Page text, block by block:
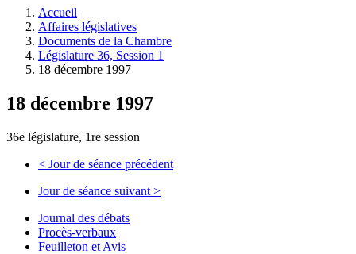
législative.
Accueil
Affaires législatives
Documents de la Chambre
Législature 36, Session 1
18 décembre 1997
18 décembre 1997
36e législature, 1re session
< Jour de séance précédent
Jour de séance suivant >
Journal des débats
Procès-verbaux
Feuilleton et Avis